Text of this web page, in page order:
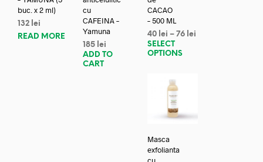
buc. x 2 ml)
132 lei
READ MORE
cu
CAFEINA –
Yamuna
185 lei
ADD TO
CART
CACAO
– 500 ML
40 lei –76 lei
SELECT
OPTIONS
Masca
exfolianta
cu